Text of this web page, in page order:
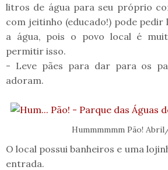
litros de água para seu próprio
com jeitinho (educado!) pode
a água, pois o povo local é
permitir isso.
- Leve pães para dar para os
adoram.
Hummmmmm Pão!
O local possui banheiros e uma
entrada.